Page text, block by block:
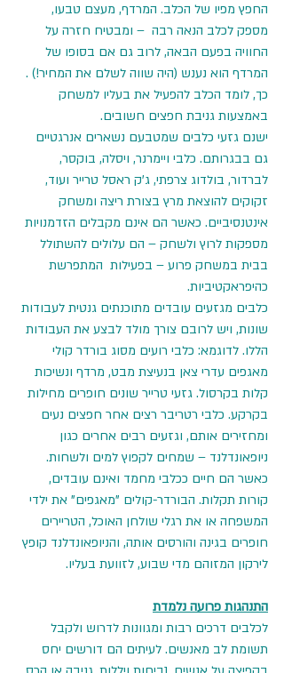
החפץ מפיו של הכלב. המרדף, מעצם טבעו,
מספק לכלב הנאה רבה  – ומבטיח חזרה על
החוויה בפעם הבאה, לרוב גם אם בסופו של
המרדף הוא נענש (היה שווה לשלם את המחיר!) .
כך, לומד הכלב להפעיל את בעליו למשחק
באמצעות גניבת חפצים חשובים.
ישנם גזעי כלבים שמטבעם נשארים אנרגטיים
גם בבגרותם. כלבי ויימרנר, ויסלה, בוקסר,
לברדור, בולדוג צרפתי, ג'ק ראסל טרייר ועוד,
זקוקים להוצאת מרץ בצורת ריצה ומשחק
אינטנסיביים. כאשר הם אינם מקבלים הזדמנויות
מספקות לרוץ ולשחק – הם עלולים להשתולל
בבית במשחק פרוע – בפעילות  המתפרשת
כהיפראקטיביות.
כלבים מגזעים עובדים מתוכנתים גנטית לעבודות
שונות, ויש לרובם צורך מולד לבצע את העבודות
הללו. לדוגמא: כלבי רועים מסוג בורדר קולי
מאגפים עדרי צאן בנעיצת מבט, מרדף ונשיכות
קלות בקרסול. גזעי טרייר שונים חופרים מחילות
בקרקע. כלבי רטריבר רצים אחר חפצים נעים
ומחזירים אותם, וגזעים רבים אחרים כגון
ניופאונדלנד – שמחים לקפוץ למים ולשחות.
כאשר הם חיים ככלבי מחמד ואינם עובדים,
קורות תקלות. הבורדר-קולים "מאגפים" את ילדי
המשפחה או את רגלי שולחן האוכל, הטריירים
חופרים בגינה והורסים אותה, והניופאונדלנד קופץ
לירקון המזוהם מדי שבוע, לזוועת בעליו.
התנהגות פרועה נלמדת
לכלבים דרכים רבות ומגוונות לדרוש ולקבל
תשומת לב מאנשים. לעיתים הם דורשים יחס